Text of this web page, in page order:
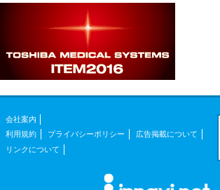
会社案内
利用規約
プライバシーポリシー
広告掲載について
リンクについて